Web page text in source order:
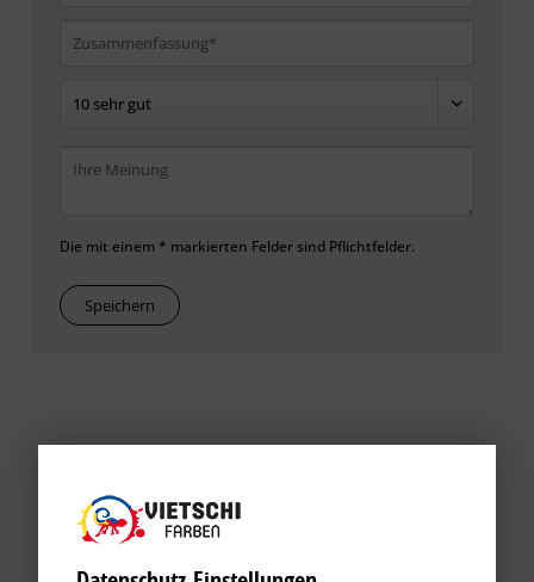
Die mit einem * markierten Felder sind Pflichtfelder.
Speichern